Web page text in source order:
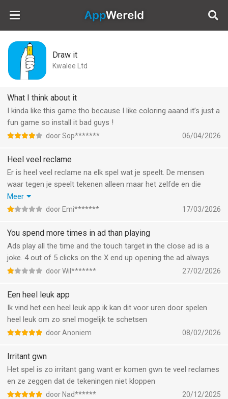
AppWereld
Draw it
Kwalee Ltd
What I think about it
I kinda like this game tho because I like coloring aaand it’s just a
fun game so install it bad guys !
door Sop******* 06/04/2026
Heel veel reclame
Er is heel veel reclame na elk spel wat je speelt. De mensen
waar tegen je speelt tekenen alleen maar het zelfde en die
krijgen dan maar punten en punten terwijl bij mij steeds andere
dingen komen om te tekenen. Echt te veel reclame ik ga het
dit niet het is echt het slechtste spel wat ik OOIT heb gespeeld!
Meer
door Emi******* 17/03/2026
You spend more times in ad than playing
Ads play all the time and the touch target in the close ad is a
joke. 4 out of 5 clicks on the X end up opening the ad always
door Wil******* 27/02/2026
Een heel leuk app
Ik vind het een heel leuk app ik kan dit voor uren door spelen
heel leuk om zo snel mogelijk te schetsen
door Anoniem 08/02/2026
Irritant gwn
Het spel is zo irritant gang want er komen gwn te veel reclames
en ze zeggen dat de tekeningen niet kloppen
door Nad****** 20/12/2025